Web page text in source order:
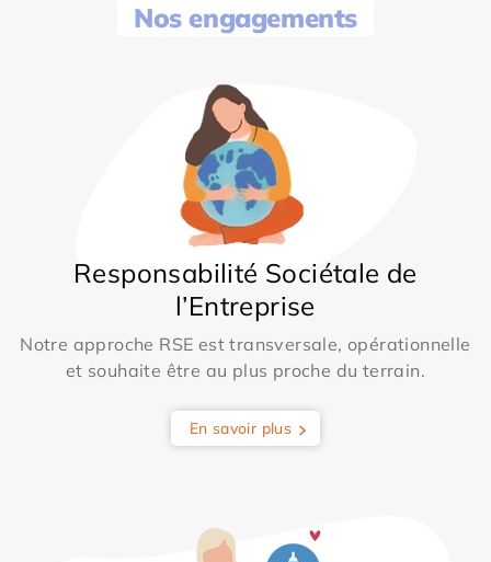
Nos engagements
Responsabilité Sociétale de
l’Entreprise
Notre approche RSE est transversale, opérationnelle
et souhaite être au plus proche du terrain.
En savoir plus